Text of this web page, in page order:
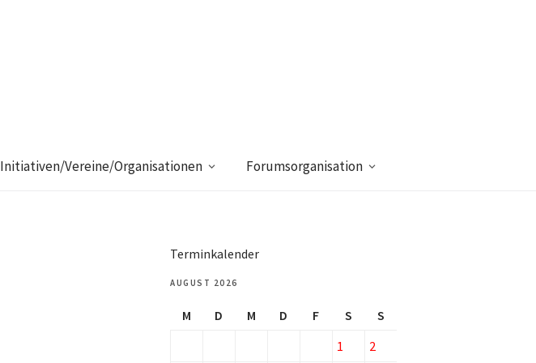
Initiativen/Vereine/Organisationen Forumsorganisation
Terminkalender
AUGUST 2026
M D M D F S
S
1
2